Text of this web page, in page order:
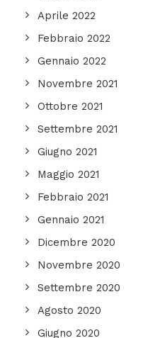
Aprile 2022
Febbraio 2022
Gennaio 2022
Novembre 2021
Ottobre 2021
Settembre 2021
Giugno 2021
Maggio 2021
Febbraio 2021
Gennaio 2021
Dicembre 2020
Novembre 2020
Settembre 2020
Agosto 2020
Giugno 2020